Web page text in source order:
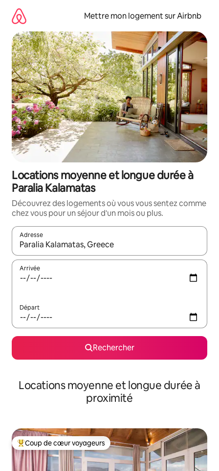
directement
contenu
Mettre mon logement sur Airbnb
Locations moyenne et longue durée à
Paralia Kalamatas
Découvrez des logements où vous vous sentez comme
chez vous pour un séjour d'un mois ou plus.
Adresse
Lorsque les résultats s'affichent, utilisez les flèches vers le
Arrivée
Départ
Rechercher
Locations moyenne et longue durée à
proximité
Coups de cœur voyageurs les plus appréciés
Coup de cœur voyageurs